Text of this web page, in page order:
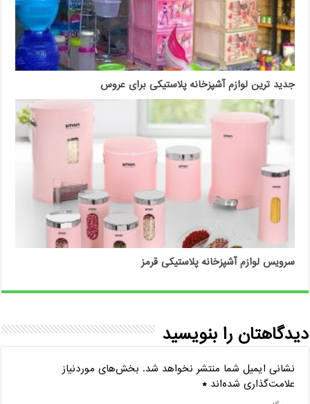
جدید ترین لوازم آشپزخانه پلاستیکی برای عروس
سرویس لوازم آشپزخانه پلاستیکی قرمز
دیدگاهتان را بنویسید
نشانی ایمیل شما منتشر نخواهد شد. بخش‌های موردنیاز
علامت‌گذاری شده‌اند*